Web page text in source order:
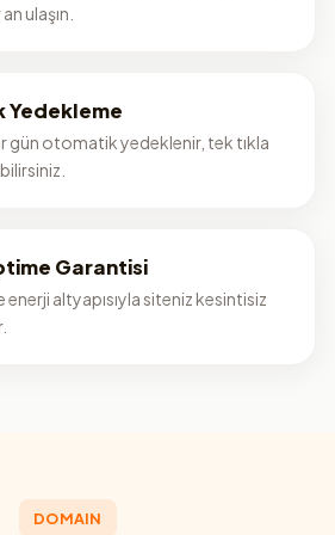
ulaşın.
Yedekleme
gün otomatik yedeklenir, tek tıkla
Garantisi
enerji altyapısıyla siteniz kesintisiz
DOMAIN